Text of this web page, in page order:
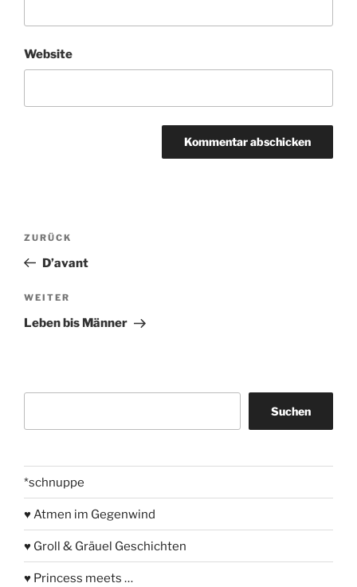
Website
Beitragsnavigation
Vorheriger
Beitrag
ZURÜCK
D’avant
Nächster
Beitrag
WEITER
Leben bis Männer
Suchen
*schnuppe
♥ Atmen im Gegenwind
♥ Groll & Gräuel Geschichten
♥ Princess meets …